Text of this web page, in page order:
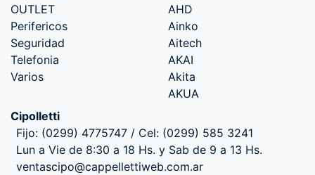
OUTLET
Perifericos
Seguridad
Telefonia
Varios
AHD
Ainko
Aitech
AKAI
Akita
AKUA
Cipolletti
Fijo: (0299) 4775747 / Cel: (0299) 585 3241
Lun a Vie de 8:30 a 18 Hs. y Sab de 9 a 13 Hs.
ventascipo@cappellettiweb.com.ar